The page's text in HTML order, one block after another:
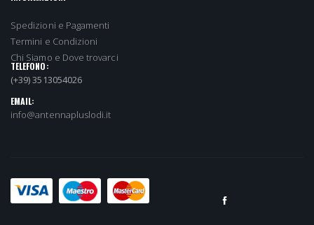
Spedizioni e Pagamenti
Termini e Condizioni
Chi Siamo e Dove trovarci
TELEFONO:
(+39) 3513054026
EMAIL:
info@antennapluslodi.it